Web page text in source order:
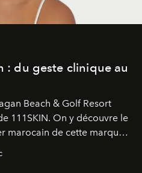
: du geste clinique au
Beach & Golf Resort
111SKIN. On y découvre le
marocain de cette marque
de chirurgie plastique
autour d'un actif breveté,